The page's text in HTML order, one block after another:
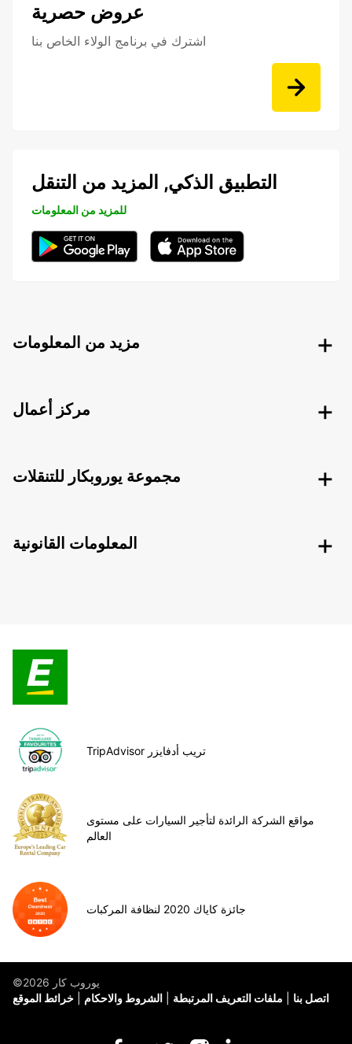
عروض حصرية
اشترك في برنامج الولاء الخاص بنا
التطبيق الذكي, المزيد من التنقل
للمزيد من المعلومات
مزيد من المعلومات
مركز أعمال
مجموعة يوروبكار للتنقلات
المعلومات القانونية
TripAdvisor تريب أدفايزر
مواقع الشركة الرائدة لتأجير السيارات على مستوى
العالم
جائزة كاياك 2020 لنظافة المركبات
©يوروب كار 2026
خرائط الموقع
الشروط والاحكام ملفات التعريف المرتبطة اتصل بنا